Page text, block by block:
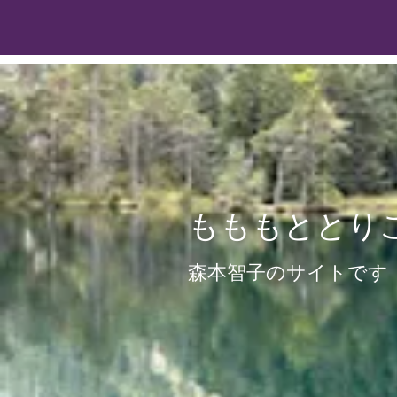
もももととり
森本智子のサイトです